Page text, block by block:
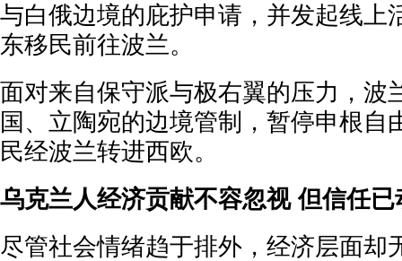
与白俄边境的庇护申请，并发起线上
东移民前往波兰。
面对来自保守派与极右翼的压力，波
国、立陶宛的边境管制，暂停申根自
民经波兰转进西欧。
乌克兰人经济贡献不容忽视 但信任已
尽管社会情绪趋于排外，经济层面却